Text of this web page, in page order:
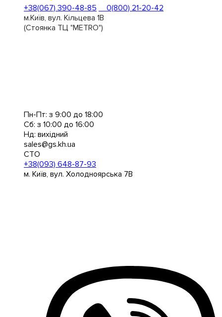
+38(067) 390-48-85
0(800) 21-20-42
м.Київ, вул. Кільцева 1В
(Стоянка ТЦ "METRO")
Пн-Пт: з 9:00 до 18:00
Сб: з 10:00 до 16:00
Нд: вихідний
sales@gs.kh.ua
СТО
+38(093) 648-87-93
м. Київ, вул. Холодноярська 7В